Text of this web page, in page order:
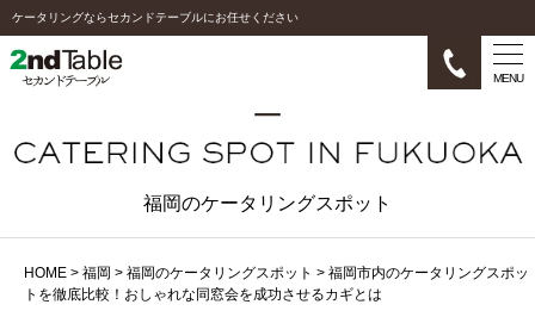
ケータリングならセカンドテーブルにお任せください
MENU
福岡のケータリングスポット
HOME > 福岡 > 福岡のケータリングスポット > 福岡市内のケータリングスポッ
トを徹底比較！おしゃれな同窓会を成功させるカギとは